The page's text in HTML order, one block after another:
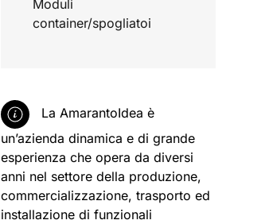
Moduli
container/spogliatoi
La AmarantoIdea è
un’azienda dinamica e di grande
esperienza che opera da diversi
anni nel settore della produzione,
commercializzazione, trasporto ed
installazione di funzionali